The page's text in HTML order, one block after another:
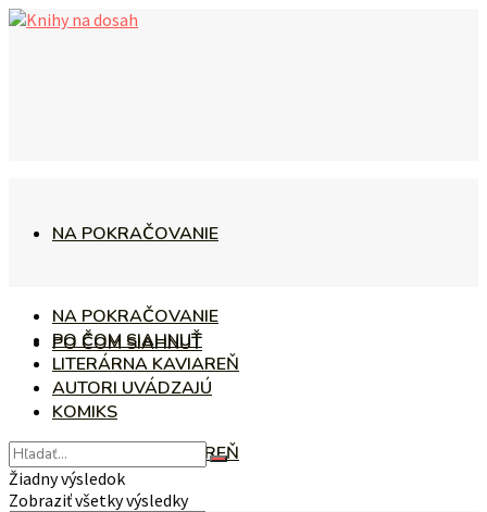
NA POKRAČOVANIE
PO ČOM SIAHNUŤ
LITERÁRNA KAVIAREŇ
NA POKRAČOVANIE
PO ČOM SIAHNUŤ
LITERÁRNA KAVIAREŇ
AUTORI UVÁDZAJÚ
KOMIKS
Žiadny výsledok
Zobraziť všetky výsledky